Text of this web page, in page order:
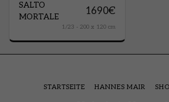
SALTO
MORTALE
1690€
1/23 - 200 x 120 cm
STARTSEITE HANNES MAIR